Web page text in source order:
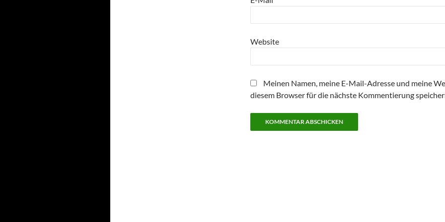
Website
Meinen Namen, meine E-Mail-Adresse und meine
diesem Browser für die nächste Kommentierung